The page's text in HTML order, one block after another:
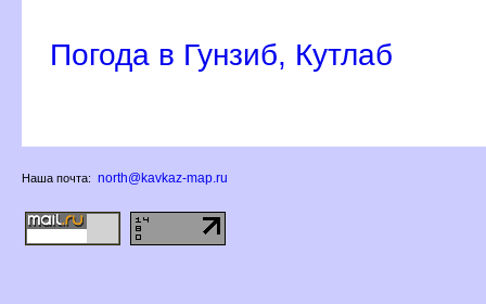
Погода в Гунзиб, Кутла
Наша почта: north@kavkaz-map.ru